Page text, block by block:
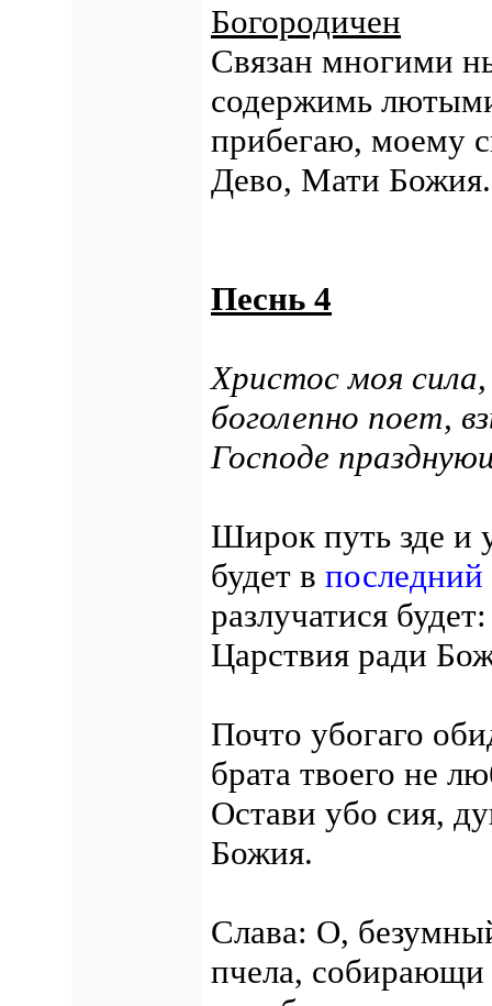
Богородичен
Связан многими
содержимь
прибегаю, моему
Дево, Мати Божия.
Песнь 4
Христос моя
боголепно поет,
Господе
Широк путь зде и
будет в последний
разлучатися
Царствия ради
Почто убогаго
брата твоего не
Остави убо сия,
Божия.
Слава: О,
пчела, собирающи